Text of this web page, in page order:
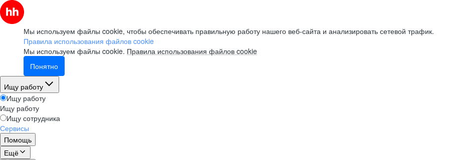
Мы используем файлы cookie, чтобы обеспечивать правильную работу нашего веб-сайта и анализировать сетевой трафик.
Правила использования файлов cookie
Мы используем файлы cookie. Правила использования файлов cookie
Понятно
Ищу работу
Ищу работу
Ищу работу
Ищу сотрудника
Сервисы
Помощь
Ещё